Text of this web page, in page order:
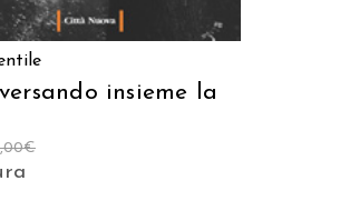
insieme la
€